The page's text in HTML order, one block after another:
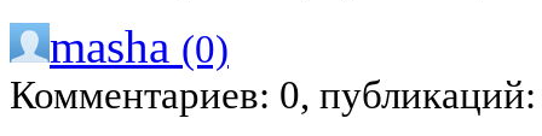
masha (0)
Комментариев: 0,